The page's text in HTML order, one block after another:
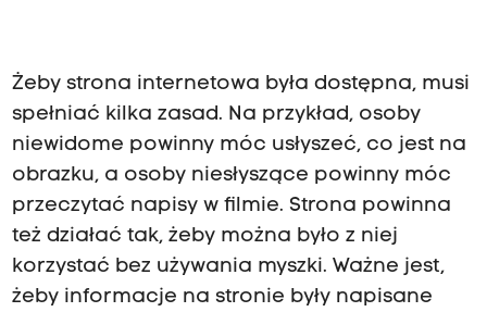
Żeby strona internetowa była dostępna, musi
spełniać kilka zasad. Na przykład, osoby
niewidome powinny móc usłyszeć, co jest na
obrazku, a osoby niesłyszące powinny móc
przeczytać napisy w filmie. Strona powinna
też działać tak, żeby można było z niej
korzystać bez używania myszki. Ważne jest,
żeby informacje na stronie były napisane